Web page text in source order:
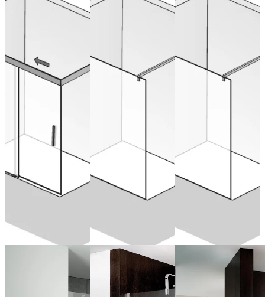
Walk In
coulissante, 2
éléments
Configurer
maintenant
Walk In Pro
Paroi frontale
avec profilé
mural
Configurer
maintenant
Walk In Pro
Paroi frontale
sans profilé
de
raccordement
le client
de 607,00 € (TVA
Configurer
maintenant